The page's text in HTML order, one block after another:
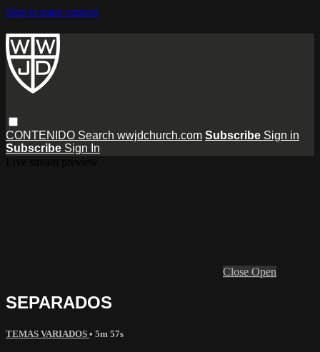
Skip to main content
CONTENIDO Search wwjdchurch.com Subscribe Sign in
Subscribe Sign In
Close Open
SEPARADOS
TEMAS VARIADOS • 5m 57s